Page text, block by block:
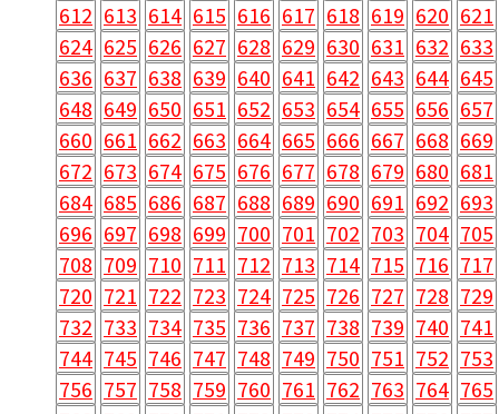
612 613 614 615 616 617 618 619 620 621
624 625 626 627 628 629 630 631 632 633
636 637 638 639 640 641 642 643 644 645
648 649 650 651 652 653 654 655 656 657
660 661 662 663 664 665 666 667 668 669
672 673 674 675 676 677 678 679 680 681
684 685 686 687 688 689 690 691 692 693
696 697 698 699 700 701 702 703 704 705
708 709 710 711 712 713 714 715 716 717
720 721 722 723 724 725 726 727 728 729
732 733 734 735 736 737 738 739 740 741
744 745 746 747 748 749 750 751 752 753
756 757 758 759 760 761 762 763 764 765